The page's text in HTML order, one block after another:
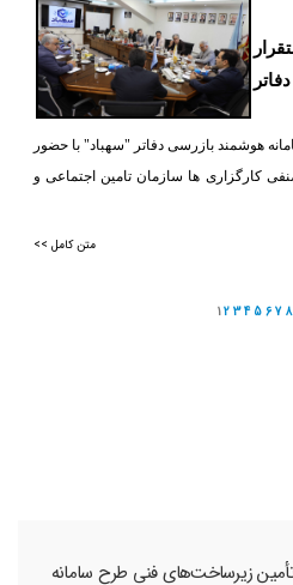
هوشمند بازرسی دفاتر "سهباد" با حضور
کارگزاری ها سازمان تامین اجتماعی و
متن کامل >>
12 3 4 5 6 7 8
زیرساخت‌های فنی طرح سامانه